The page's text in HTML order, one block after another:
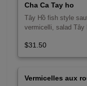
Cha Ca Tay ho
Tây Hồ fish style
vermicelli, salad Tây
$31.50
Vermicelles aux